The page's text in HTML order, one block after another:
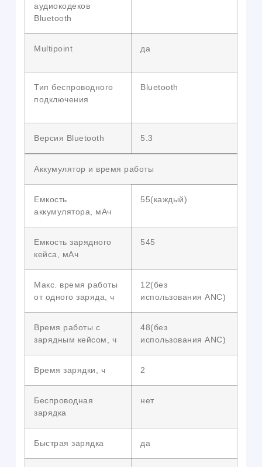
аудиокодеков
Bluetooth
Multipoint да
Тип беспроводного
подключения
Bluetooth
Версия Bluetooth 5.3
Аккумулятор и время работы
Емкость
аккумулятора, мАч
55(каждый)
Емкость зарядного
кейса, мАч
545
Макс. время работы
от одного заряда, ч
12(без
использования ANC)
Время работы с
зарядным кейсом, ч
48(без
использования ANC)
Время зарядки, ч 2
Беспроводная
зарядка
нет
Быстрая зарядка да